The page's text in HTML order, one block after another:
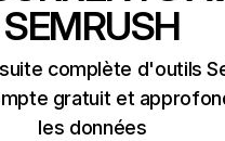
SEMRUSH
complète d'outils
gratuit et
les données